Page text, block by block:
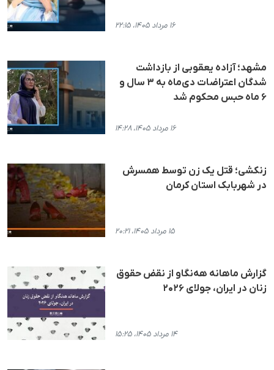
۱۶ مرداد ۱۴۰۵، ۲۲:۱۵
مشهد؛ آزاده یعقوبی از بازداشت
شدگان اعتراضات دی‌ماه به ۳ سال و
۶ ماه حبس محکوم شد
۱۶ مرداد ۱۴۰۵، ۱۴:۲۸
زنکشی؛ قتل یک زن توسط همسرش
در شهربابک استان کرمان
۱۵ مرداد ۱۴۰۵، ۲۰:۲۱
گزارش ماهانه هه‌نگاو از نقض حقوق
زنان در ایران، جولای ۲۰۲۶
۱۴ مرداد ۱۴۰۵، ۱۵:۲۵